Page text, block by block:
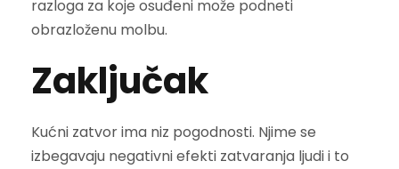
razloga za koje osuđeni može podneti
obrazloženu molbu.
Zaključak
Kućni zatvor ima niz pogodnosti. Njime se
izbegavaju negativni efekti zatvaranja ljudi i to